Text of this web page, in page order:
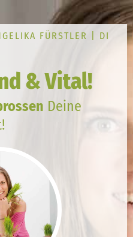
FÜRSTLER | DI
& Vital!
Deine